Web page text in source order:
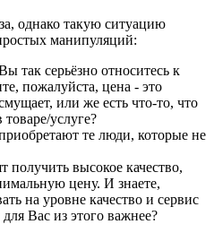
однако такую ситуацию
манипуляций:
так серьёзно относитесь к
пожалуйста, цена - это
или же есть что-то, что
услуге?
те люди, которые не
получить высокое качество,
цену. И знаете,
на уровне качество и сервис
Вас из этого важнее?